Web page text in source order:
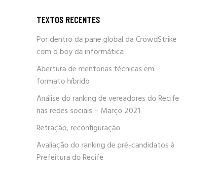
TEXTOS RECENTES
Por dentro da pane global da CrowdStrike
com o boy da informática
Abertura de mentorias técnicas em
formato híbrido
Análise do ranking de vereadores do Recife
nas redes sociais – Março 2021
Retração, reconfiguração
Avaliação do ranking de pré-candidatos à
Prefeitura do Recife